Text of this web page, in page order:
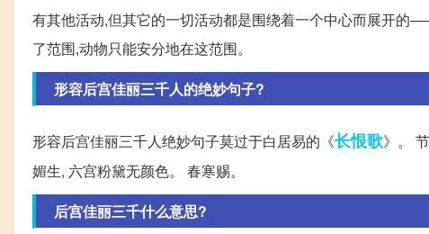
有其他活动,但其它的一切活动都是围绕着一个中心而展开
了范围,动物只能安分地在这范围。
形容后宫佳丽三千人的绝妙句子?
形容后宫佳丽三千人绝妙句子莫过于白居易的《长恨歌》。
媚生, 六宫粉黛无颜色。 春寒赐。
后宫佳丽三千什么意思?